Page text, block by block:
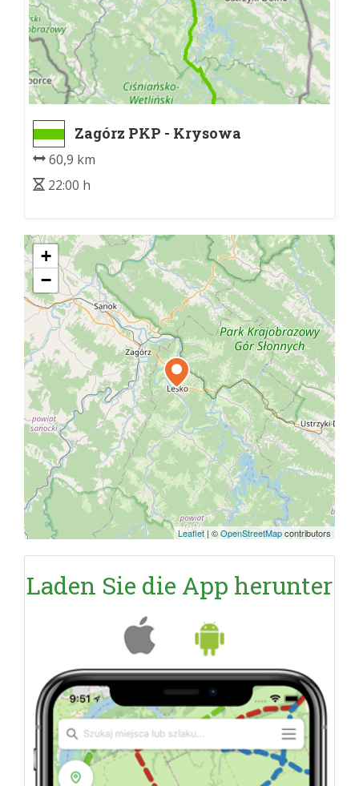
Zagórz PKP - Krysowa
60,9 km
22:00 h
+
−
Leaflet | ©OpenStreetMapcontributors
Laden Sie die App herunter